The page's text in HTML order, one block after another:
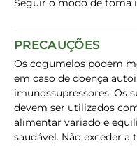
PRECAUÇÕES
Os cogumelos podem
em caso de doença
imunossupressores. Os
devem ser utilizados
alimentar variado e
saudável. Não exceder